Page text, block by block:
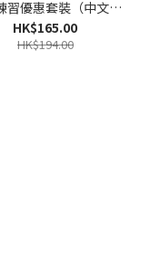
習優惠套裝（中文及
數學）(Joint Us)
HK$165.00
HK$194.00